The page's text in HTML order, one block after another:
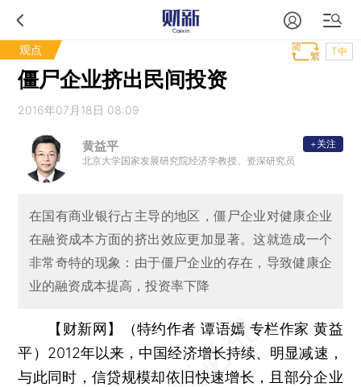
观点 T中
僵尸企业挤出民间投资
2016年07月18日 08:09
黄益平
北京大学国家发展研究院经济学教授、资深研究员
+关注
在国有商业银行占主导的地区，僵尸企业对健康企业
在融资成本方面的挤出效应更加显著。这就造成一个
非常奇特的现象：由于僵尸企业的存在，导致健康企
业的融资成本提高，投资率下降
【财新网】（特约作者 谭语嫣 专栏作家 黄益
平） 2012年以来，中国经济增长持续、明显减速，
与此同时，信贷规模却依旧快速增长，且部分企业